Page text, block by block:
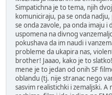
Simpatichna je to tema, njih
komuniciraju, pa se onda
se onda zavole, pa onda imaju i
uspomena na divnog
pokushava da im naudi i
probleme da ukapira nas,
brother! Jaaao, kako je to
mene je to jedan od onih SF
oblandu (tj. nije stranac nego
sasvim realistichki i zemaljski.